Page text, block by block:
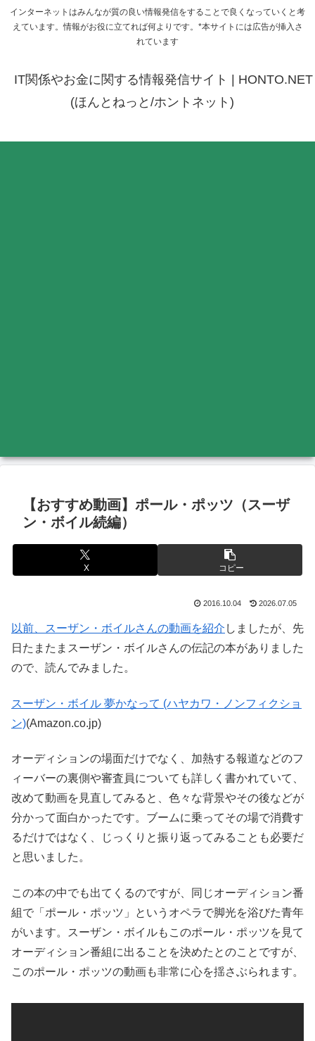
インターネットはみんなが質の良い情報発信をすることで良くなっていくと考
えています。情報がお役に立てれば何よりです。*本サイトには広告が挿入さ
れています
IT関係やお金に関する情報発信サイト | HONTO.NET
(ほんとねっと/ホントネット)
【おすすめ動画】ポール・ポッツ（スーザ
ン・ボイル続編）
X コピー
2016.10.04 2026.07.05
以前、スーザン・ボイルさんの動画を紹介 しましたが、先
日たまたまスーザン・ボイルさんの伝記の本がありました
ので、読んでみました。
スーザン・ボイル 夢かなって (ハヤカワ・ノンフィクショ
ン)(Amazon.co.jp)
オーディションの場面だけでなく、加熱する報道などのフ
ィーバーの裏側や審査員についても詳しく書かれていて、
改めて動画を見直してみると、色々な背景やその後などが
分かって面白かったです。ブームに乗ってその場で消費す
るだけではなく、じっくりと振り返ってみることも必要だ
と思いました。
この本の中でも出てくるのですが、同じオーディション番
組で「ポール・ポッツ」というオペラで脚光を浴びた青年
がいます。スーザン・ボイルもこのポール・ポッツを見て
オーディション番組に出ることを決めたとのことですが、
このポール・ポッツの動画も非常に心を揺さぶられます。